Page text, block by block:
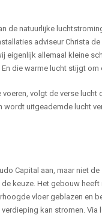
de natuurlijke
adviseur Christa de
eigenlijk allemaal kleine
die warme lucht stijgt om
volgt de verse
uitgeademde lucht
Capital aan, maar niet de
keuze. Het gebouw
vloer geblazen en
kan stromen. Via